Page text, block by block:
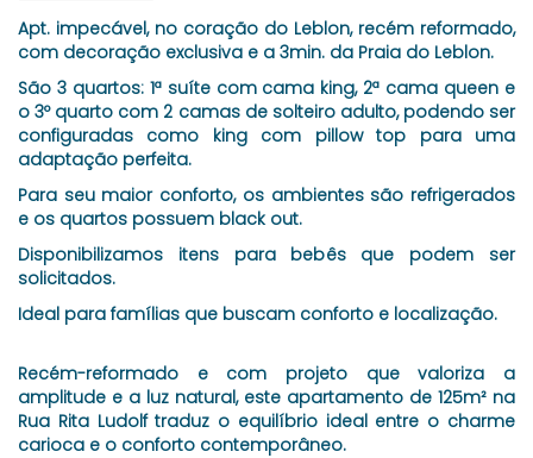
Apt. impecável, no coração do Leblon, recém reformado,
com decoração exclusiva e a 3min. da Praia do Leblon.
São 3 quartos: 1ª suíte com cama king, 2ª cama queen e
o 3º quarto com 2 camas de solteiro adulto, podendo ser
configuradas como king com pillow top para uma
adaptação perfeita.
Para seu maior conforto, os ambientes são refrigerados
e os quartos possuem black out.
Disponibilizamos itens para bebês que podem ser
solicitados.
Ideal para famílias que buscam conforto e localização.
Recém-reformado e com projeto que valoriza a
amplitude e a luz natural, este apartamento de 125m² na
Rua Rita Ludolf traduz o equilíbrio ideal entre o charme
carioca e o conforto contemporâneo.